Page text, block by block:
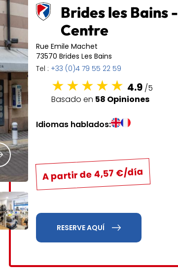
13 14 15 16 17 18
20 22 23
27 28 29 30
Brides les Bains -
Centre
Rue Emile Machet
73570 Brides Les Bains
Tel : +33 (0)4 79 55 22 59
4.9 /5
Basado en 58 Opiniones
Idiomas hablados:
A partir de 4,57 €/día
RESERVE AQUÍ